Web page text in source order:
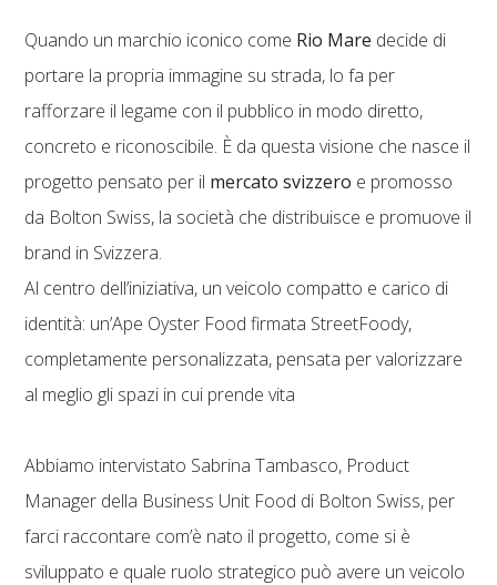
Quando un marchio iconico come Rio Mare decide di
portare la propria immagine su strada, lo fa per
rafforzare il legame con il pubblico in modo diretto,
concreto e riconoscibile. È da questa visione che nasce il
progetto pensato per il mercato svizzero e promosso
da Bolton Swiss, la società che distribuisce e promuove il
brand in Svizzera.
Al centro dell’iniziativa, un veicolo compatto e carico di
identità: un’Ape Oyster Food firmata StreetFoody,
completamente personalizzata, pensata per valorizzare
al meglio gli spazi in cui prende vita
Abbiamo intervistato Sabrina Tambasco, Product
Manager della Business Unit Food di Bolton Swiss, per
farci raccontare com’è nato il progetto, come si è
sviluppato e quale ruolo strategico può avere un veicolo